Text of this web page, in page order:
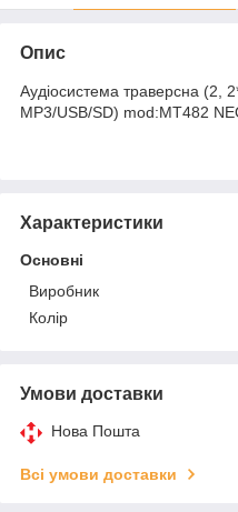
Опис
Аудіосистема траверсна (2,
МР3/USB/SD) mod:MT482
Характеристики
Основні
Виробник
Колір
Умови доставки
Нова Пошта
Всі умови доставки